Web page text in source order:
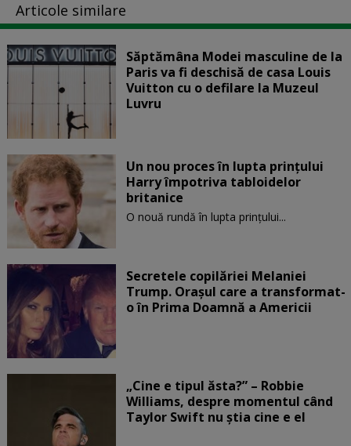
Articole similare
Săptămâna Modei masculine de la
Paris va fi deschisă de casa Louis
Vuitton cu o defilare la Muzeul
Luvru
Un nou proces în lupta prinţului
Harry împotriva tabloidelor
britanice
O nouă rundă în lupta prinţului...
Secretele copilăriei Melaniei
Trump. Orașul care a transformat-
o în Prima Doamnă a Americii
„Cine e tipul ăsta?” – Robbie
Williams, despre momentul când
Taylor Swift nu știa cine e el